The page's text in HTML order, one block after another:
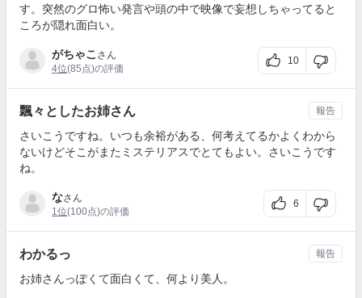
す。突然のグロ怖い発言や頭の中で映像で妄想しちゃってると
ころが隠れ面白い。
がちゃこ さん
4位(85点)の評価
10
飄々としたお姉さん
さいこうですね。いつも余裕がある、何考えてるかよくわから
ないけどそこがまたミステリアスでとてもよい。さいこうです
ね。
なさん
1位(100点)の評価
6
報告
わかるっ
お姉さんっぽくて面白くて、何より美人。
報告